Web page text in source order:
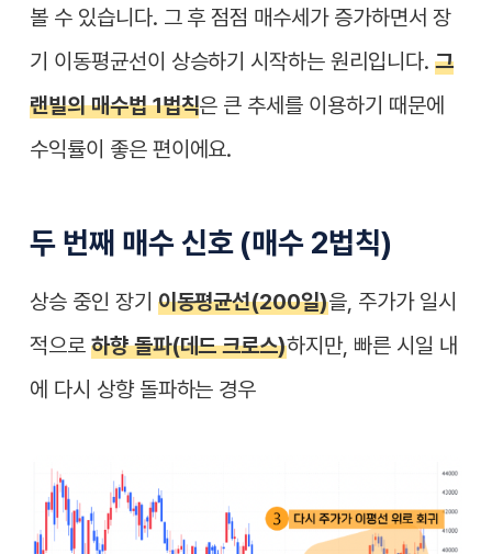
볼 수 있습니다. 그 후 점점 매수세가 증가하면서 장
기 이동평균선이 상승하기 시작하는 원리입니다. 그
랜빌의 매수법 1법칙은 큰 추세를 이용하기 때문에
수익률이 좋은 편이에요.
두 번째 매수 신호 (매수 2법칙)
상승 중인 장기 이동평균선(200일)을, 주가가 일시
적으로 하향 돌파(데드 크로스)하지만, 빠른 시일 내
에 다시 상향 돌파하는 경우